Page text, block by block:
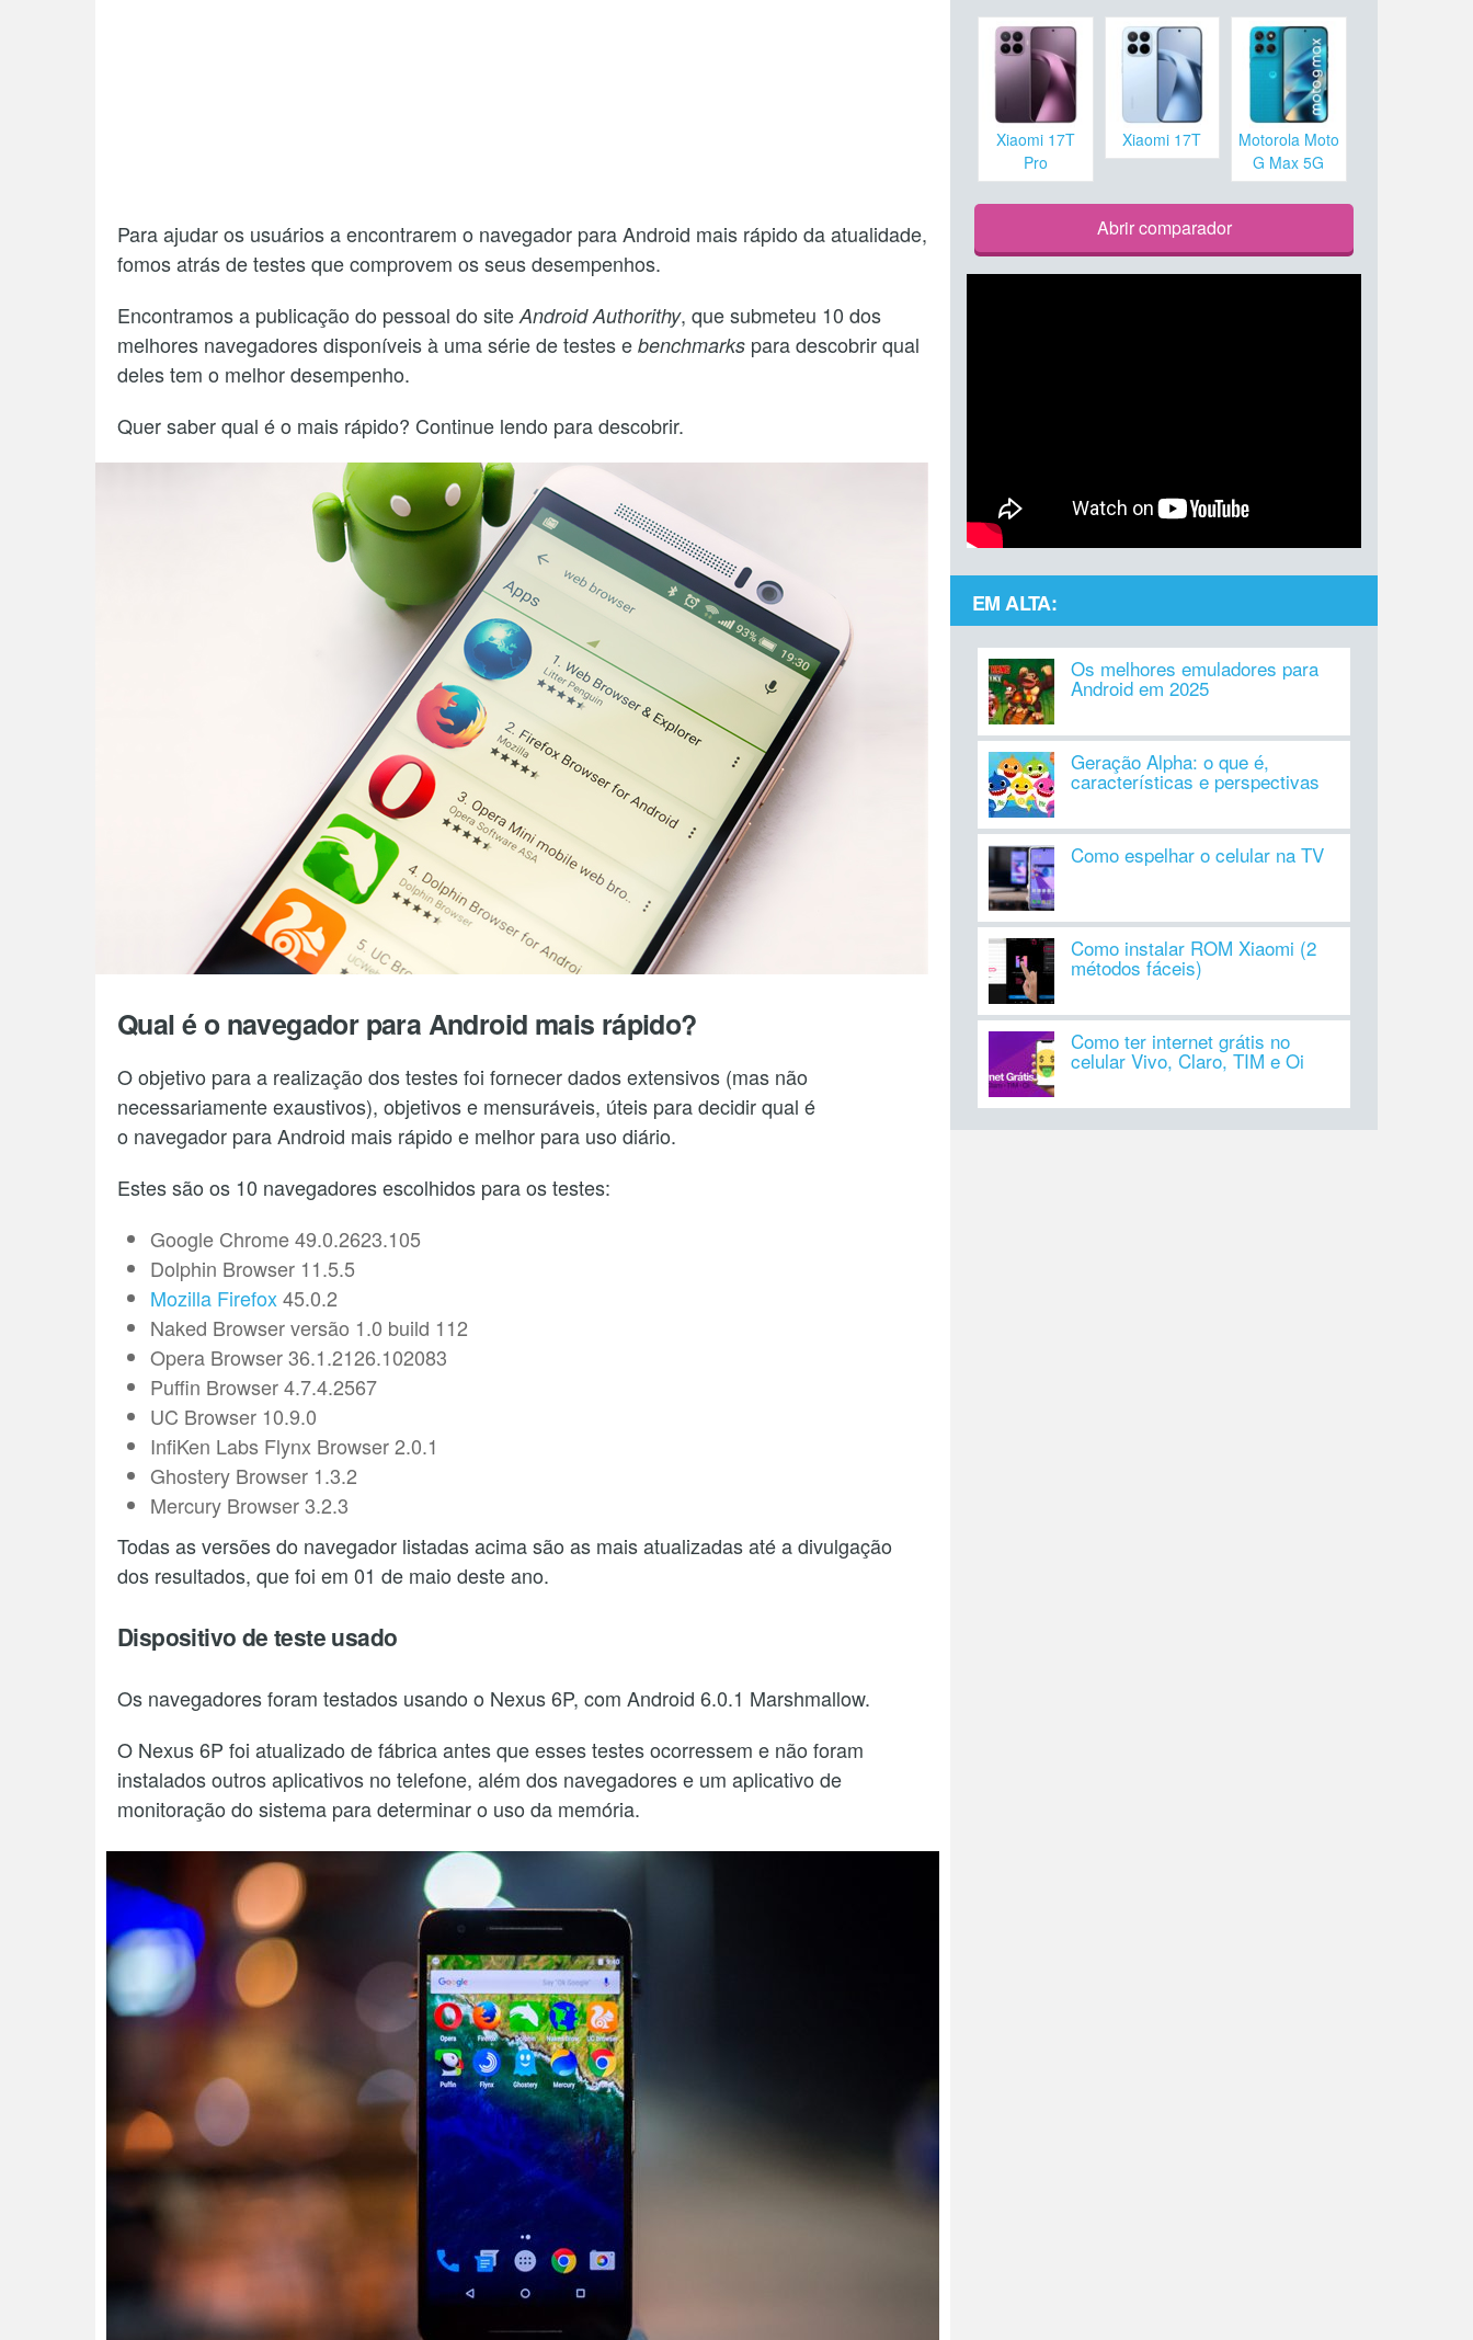
Para ajudar os usuários a encontrarem o navegador para Android mais rápido da atualidade,
fomos atrás de testes que comprovem os seus desempenhos.
Encontramos a publicação do pessoal do site Android Authorithy, que submeteu 10 dos
melhores navegadores disponíveis à uma série de testes e benchmarks para descobrir qual
deles tem o melhor desempenho.
Quer saber qual é o mais rápido? Continue lendo para descobrir.
Qual é o navegador para Android mais rápido?
O objetivo para a realização dos testes foi fornecer dados extensivos (mas não
necessariamente exaustivos), objetivos e mensuráveis, úteis para decidir qual é
o navegador para Android mais rápido e melhor para uso diário.
Estes são os 10 navegadores escolhidos para os testes:
Google Chrome 49.0.2623.105
Dolphin Browser 11.5.5
Mozilla Firefox45.0.2
Naked Browser versão 1.0 build 112
Opera Browser 36.1.2126.102083
Puffin Browser 4.7.4.2567
UC Browser 10.9.0
InfiKen Labs Flynx Browser 2.0.1
Ghostery Browser 1.3.2
Mercury Browser 3.2.3
Todas as versões do navegador listadas acima são as mais atualizadas até a divulgação
dos resultados, que foi em 01 de maio deste ano.
Dispositivo de teste usado
Os navegadores foram testados usando o Nexus 6P, com Android 6.0.1 Marshmallow.
O Nexus 6P foi atualizado de fábrica antes que esses testes ocorressem e não foram
instalados outros aplicativos no telefone, além dos navegadores e um aplicativo de
monitoração do sistema para determinar o uso da memória.
Xiaomi 17T
Pro
Xiaomi 17T
Motorola Moto
G Max 5G
Abrir comparador
EM ALTA:
Os melhores emuladores para
Android em 2025
Geração Alpha: o que é,
características e perspectivas
Como espelhar o celular na TV
Como instalar ROM Xiaomi (2
métodos fáceis)
Como ter internet grátis no
celular Vivo, Claro, TIM e Oi